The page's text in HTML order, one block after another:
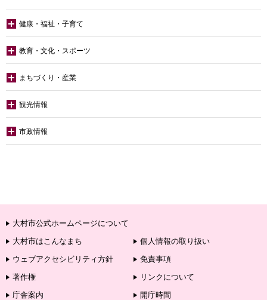
健康・福祉・子育て
教育・文化・スポーツ
まちづくり・産業
観光情報
市政情報
大村市公式ホームページについて
大村市はこんなまち
個人情報の取り扱い
ウェブアクセシビリティ方針
免責事項
著作権
リンクについて
庁舎案内
開庁時間